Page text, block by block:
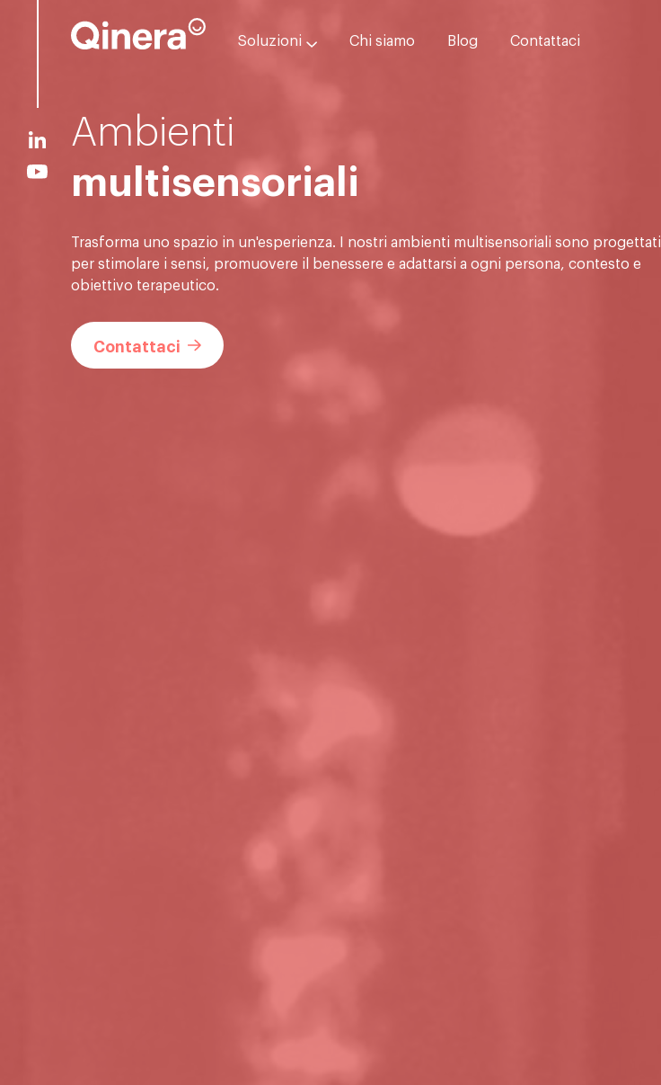
Soluzioni Chi siamo Blog Contattaci
Ambienti
multisensoriali
Trasforma uno spazio in un'esperienza. I nostri ambienti multisensoriali sono progettati
per stimolare i sensi, promuovere il benessere e adattarsi a ogni persona, contesto e
obiettivo terapeutico.
Contattaci